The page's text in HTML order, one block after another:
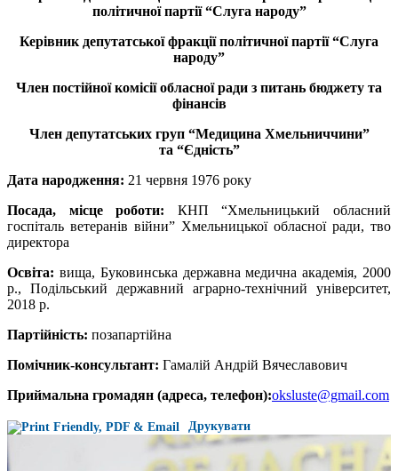
політичної партії “Слуга народу”
Керівник депутатської фракції політичної партії “Слуга
народу”
Член постійної комісії обласної ради з питань бюджету та
фінансів
Член депутатських груп “Медицина Хмельниччини”
та “Єдність”
Дата народження: 21 червня 1976 року
Посада, місце роботи: КНП “Хмельницький обласний
госпіталь ветеранів війни” Хмельницької обласної ради, тво
директора
Освіта: вища, Буковинська державна медична академія, 2000
р., Подільський державний аграрно-технічний університет,
2018 р.
Партійність: позапартійна
Помічник-консультант: Гамалій Андрій Вячеславович
Приймальна громадян (адреса, телефон):oksluste@gmail.com
Друкувати